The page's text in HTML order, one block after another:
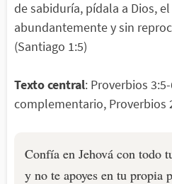
de sabiduría, pídala a Dios,
abundantemente y sin
(Santiago 1:5)
Texto central: Proverbios
complementario, Proverbios
Confía en Jehová con todo
y no te apoyes en tu propia